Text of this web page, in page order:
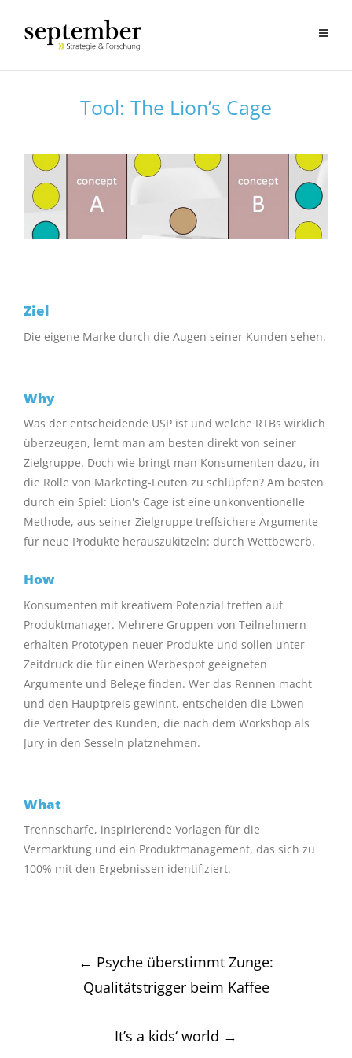
Tool: The Lion’s Cage
Ziel
Die eigene Marke durch die Augen seiner Kunden sehen.
Why
Was der entscheidende USP ist und welche RTBs wirklich
überzeugen, lernt man am besten direkt von seiner
Zielgruppe. Doch wie bringt man Konsumenten dazu, in
die Rolle von Marketing-Leuten zu schlüpfen? Am besten
durch ein Spiel: Lion's Cage ist eine unkonventionelle
Methode, aus seiner Zielgruppe treffsichere Argumente
für neue Produkte herauszukitzeln: durch Wettbewerb.
How
Konsumenten mit kreativem Potenzial treffen auf
Produktmanager. Mehrere Gruppen von Teilnehmern
erhalten Prototypen neuer Produkte und sollen unter
Zeitdruck die für einen Werbespot geeigneten
Argumente und Belege finden. Wer das Rennen macht
und den Hauptpreis gewinnt, entscheiden die Löwen -
die Vertreter des Kunden, die nach dem Workshop als
Jury in den Sesseln platznehmen.
What
Trennscharfe, inspirierende Vorlagen für die
Vermarktung und ein Produktmanagement, das sich zu
100% mit den Ergebnissen identifiziert.
navigation
← Psyche überstimmt Zunge:
Qualitätstrigger beim Kaffee
It’s a kids‘ world →